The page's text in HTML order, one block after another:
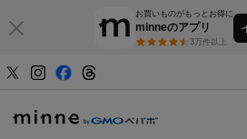
お買いものがもっとお得に
minneのアプリ
3万件以上